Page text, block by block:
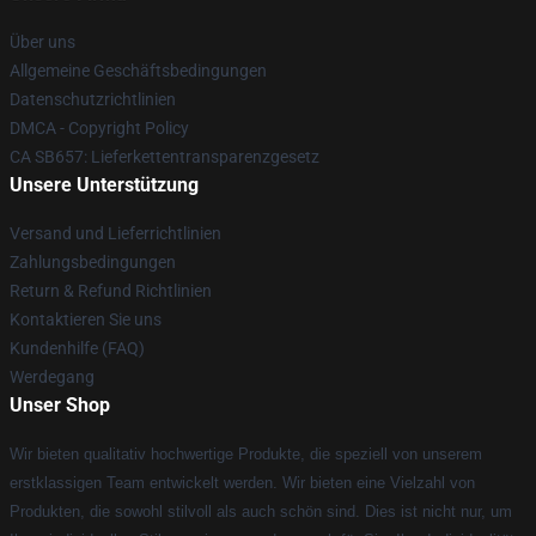
Über uns
Allgemeine Geschäftsbedingungen
Datenschutzrichtlinien
DMCA - Copyright Policy
CA SB657: Lieferkettentransparenzgesetz
Unsere Unterstützung
Versand und Lieferrichtlinien
Zahlungsbedingungen
Return & Refund Richtlinien
Kontaktieren Sie uns
Kundenhilfe (FAQ)
Werdegang
Unser Shop
Wir bieten qualitativ hochwertige Produkte, die speziell von unserem
erstklassigen Team entwickelt werden. Wir bieten eine Vielzahl von
Produkten, die sowohl stilvoll als auch schön sind. Dies ist nicht nur, um